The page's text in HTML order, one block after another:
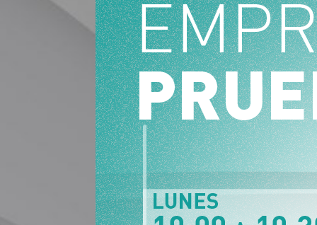
Radio en vivo Sostenibilidad
Tendencias Deportes
Entretención y Cultura Opinión
Dato en Pauta Señal 2
Contenido Patrocinado